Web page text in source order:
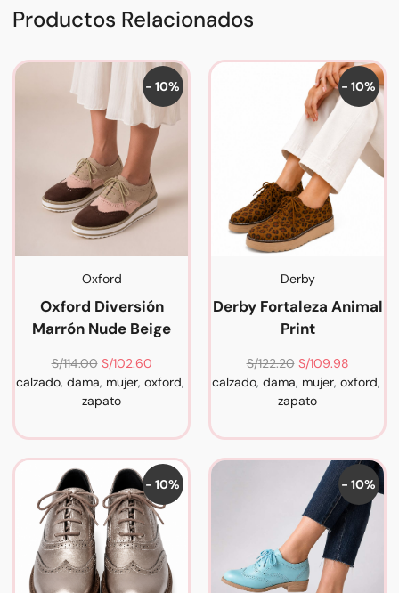
Productos Relacionados
- 10%
Oxford
Oxford Diversión
Marrón Nude Beige
S/114.00 S/102.60
calzado, dama, mujer, oxford,
zapato
- 10%
Derby
Derby Fortaleza Animal
Print
S/122.20 S/109.98
calzado, dama, mujer, oxford,
zapato
- 10% - 10%